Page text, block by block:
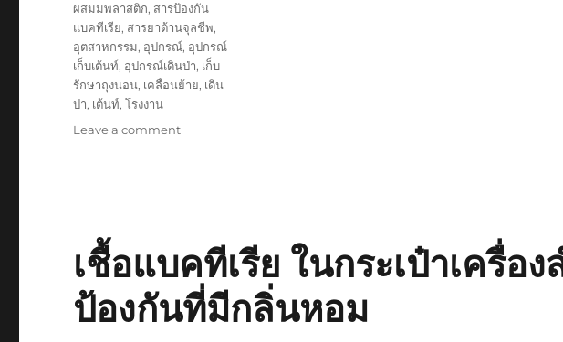
ผสมมพลาสติก, สารป้องกัน
แบคทีเรีย, สารยาต้านจุลชีพ,
อุตสาหกรรม, อุปกรณ์, อุปกรณ์
เก็บเต้นท์, อุปกรณ์เดินป่า, เก็บ
รักษาถุงนอน, เคลื่อนย้าย, เดิน
ป่า, เต้นท์,โรงงาน
Leave a commenton
ใช้
ซ้ำ
สำหรับ
จัด
เชื้อแบคทีเรีย ในกระเป๋าเครื่อ
ป้องกันที่มีกลิ่นหอม